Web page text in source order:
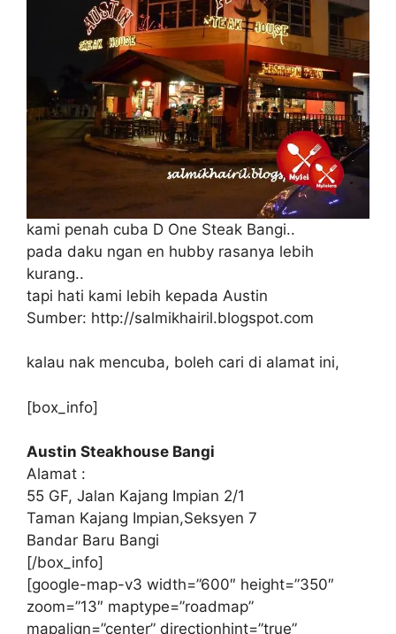
kami penah cuba D One Steak Bangi..
pada daku ngan en hubby rasanya lebih
kurang..
tapi hati kami lebih kepada Austin
Sumber: http://salmikhairil.blogspot.com
kalau nak mencuba, boleh cari di alamat ini,
[box_info]
Austin Steakhouse Bangi
Alamat :
55 GF, Jalan Kajang Impian 2/1
Taman Kajang Impian,Seksyen 7
Bandar Baru Bangi
[/box_info]
[google-map-v3 width=”600″ height=”350″
zoom=”13″ maptype=”roadmap”
mapalign=”center” directionhint=”true”